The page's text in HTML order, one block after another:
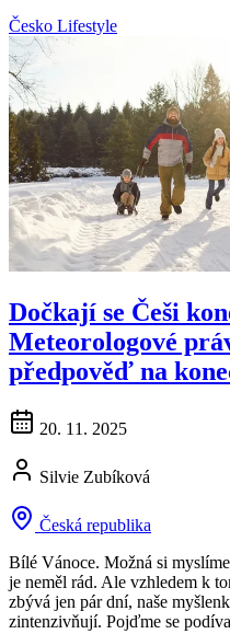
Česko Lifestyle
Dočkají se Češi
Meteorologové
předpověď na
20. 11. 2025
Silvie Zubíková
Česká republika
Bílé Vánoce. Možná si
je neměl rád. Ale vzhledem k
zbývá jen pár dní, naše
zintenzivňují. Pojďme se